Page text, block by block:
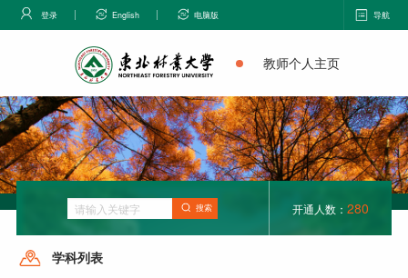
登录 English 电脑版 导航
教师个人主页
搜索 开通人数： 280
学科列表